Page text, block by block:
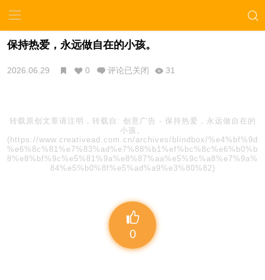
保持热爱，永远做自在的小孩。
2026.06.29 0 评论已关闭 31
转载原创文章请注明，转载自: 创意广告 - 保持热爱，永远做自在的
小孩。
(https://www.creativead.com.cn/archives/blindbox/%e4%bf%9d
%e6%8c%81%e7%83%ad%e7%88%b1%ef%bc%8c%e6%b0%b
8%e8%bf%9c%e5%81%9a%e8%87%aa%e5%9c%a8%e7%9a%
84%e5%b0%8f%e5%ad%a9%e3%80%82)
0